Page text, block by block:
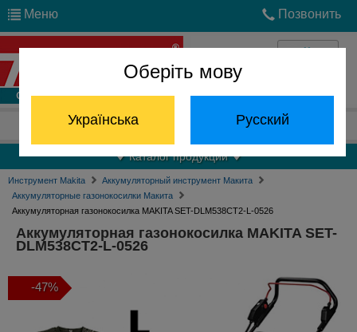
Оберіть мову
Українська Русский
Меню Позвонить
Войти
Отдел запчастей: (068) 824-24-24
Каталог продукции
Инструмент Makita
Аккумуляторный инструмент Макита
Аккумуляторные газонокосилки Макита
Аккумуляторная газонокосилка MAKITA SET-DLM538CT2-L-0526
Аккумуляторная газонокосилка MAKITA SET-
DLM538CT2-L-0526
-47%